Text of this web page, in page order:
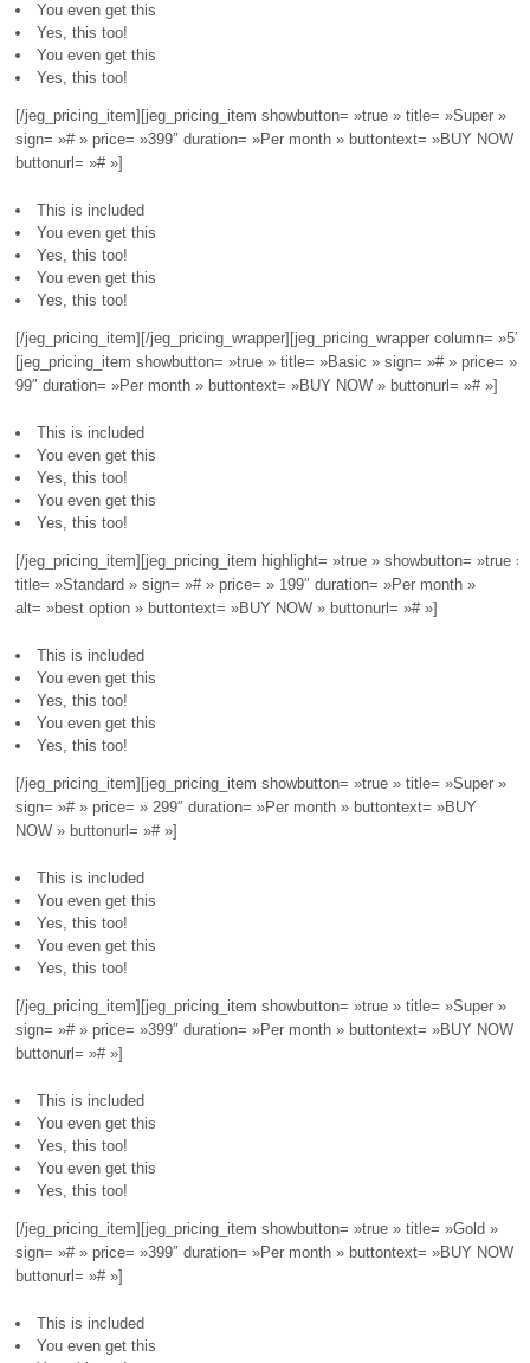
You even get this
Yes, this too!
You even get this
Yes, this too!
[/jeg_pricing_item][jeg_pricing_item showbutton= »true » title= »Super »
sign= »# » price= »399″ duration= »Per month » buttontext= »BUY NOW »
buttonurl= »# »]
This is included
You even get this
Yes, this too!
You even get this
Yes, this too!
[/jeg_pricing_item][/jeg_pricing_wrapper][jeg_pricing_wrapper column= »5″]
[jeg_pricing_item showbutton= »true » title= »Basic » sign= »# » price= »
99″ duration= »Per month » buttontext= »BUY NOW » buttonurl= »# »]
This is included
You even get this
Yes, this too!
You even get this
Yes, this too!
[/jeg_pricing_item][jeg_pricing_item highlight= »true » showbutton= »true »
title= »Standard » sign= »# » price= » 199″ duration= »Per month »
alt= »best option » buttontext= »BUY NOW » buttonurl= »# »]
This is included
You even get this
Yes, this too!
You even get this
Yes, this too!
[/jeg_pricing_item][jeg_pricing_item showbutton= »true » title= »Super »
sign= »# » price= » 299″ duration= »Per month » buttontext= »BUY
NOW » buttonurl= »# »]
This is included
You even get this
Yes, this too!
You even get this
Yes, this too!
[/jeg_pricing_item][jeg_pricing_item showbutton= »true » title= »Super »
sign= »# » price= »399″ duration= »Per month » buttontext= »BUY NOW »
buttonurl= »# »]
This is included
You even get this
Yes, this too!
You even get this
Yes, this too!
[/jeg_pricing_item][jeg_pricing_item showbutton= »true » title= »Gold »
sign= »# » price= »399″ duration= »Per month » buttontext= »BUY NOW »
buttonurl= »# »]
This is included
You even get this